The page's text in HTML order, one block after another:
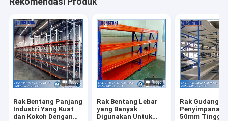
Rak Bentang Panjang
Industri Yang Kuat
dan Kokoh Dengan
Rak Bentang Lebar
yang Banyak
Digunakan Untuk
Rak Gudang
Penyimpanan
50mm Tinggi